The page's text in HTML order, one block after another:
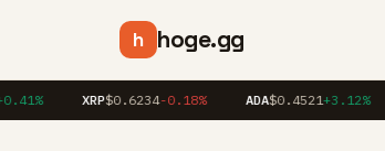
h hoge.gg
$0.6234 -0.18% $0.4521 +3.12%